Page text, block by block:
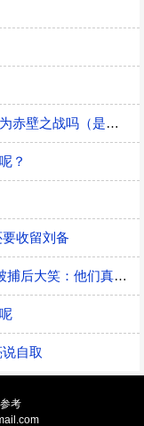
三国时期曹操为什么没能统一天下，是因为赤壁之战吗（是的）
？
收留刘备
93年，骗子一人设局卖掉河北1座大桥，被捕后大笑：他们真去拆了
自取
考